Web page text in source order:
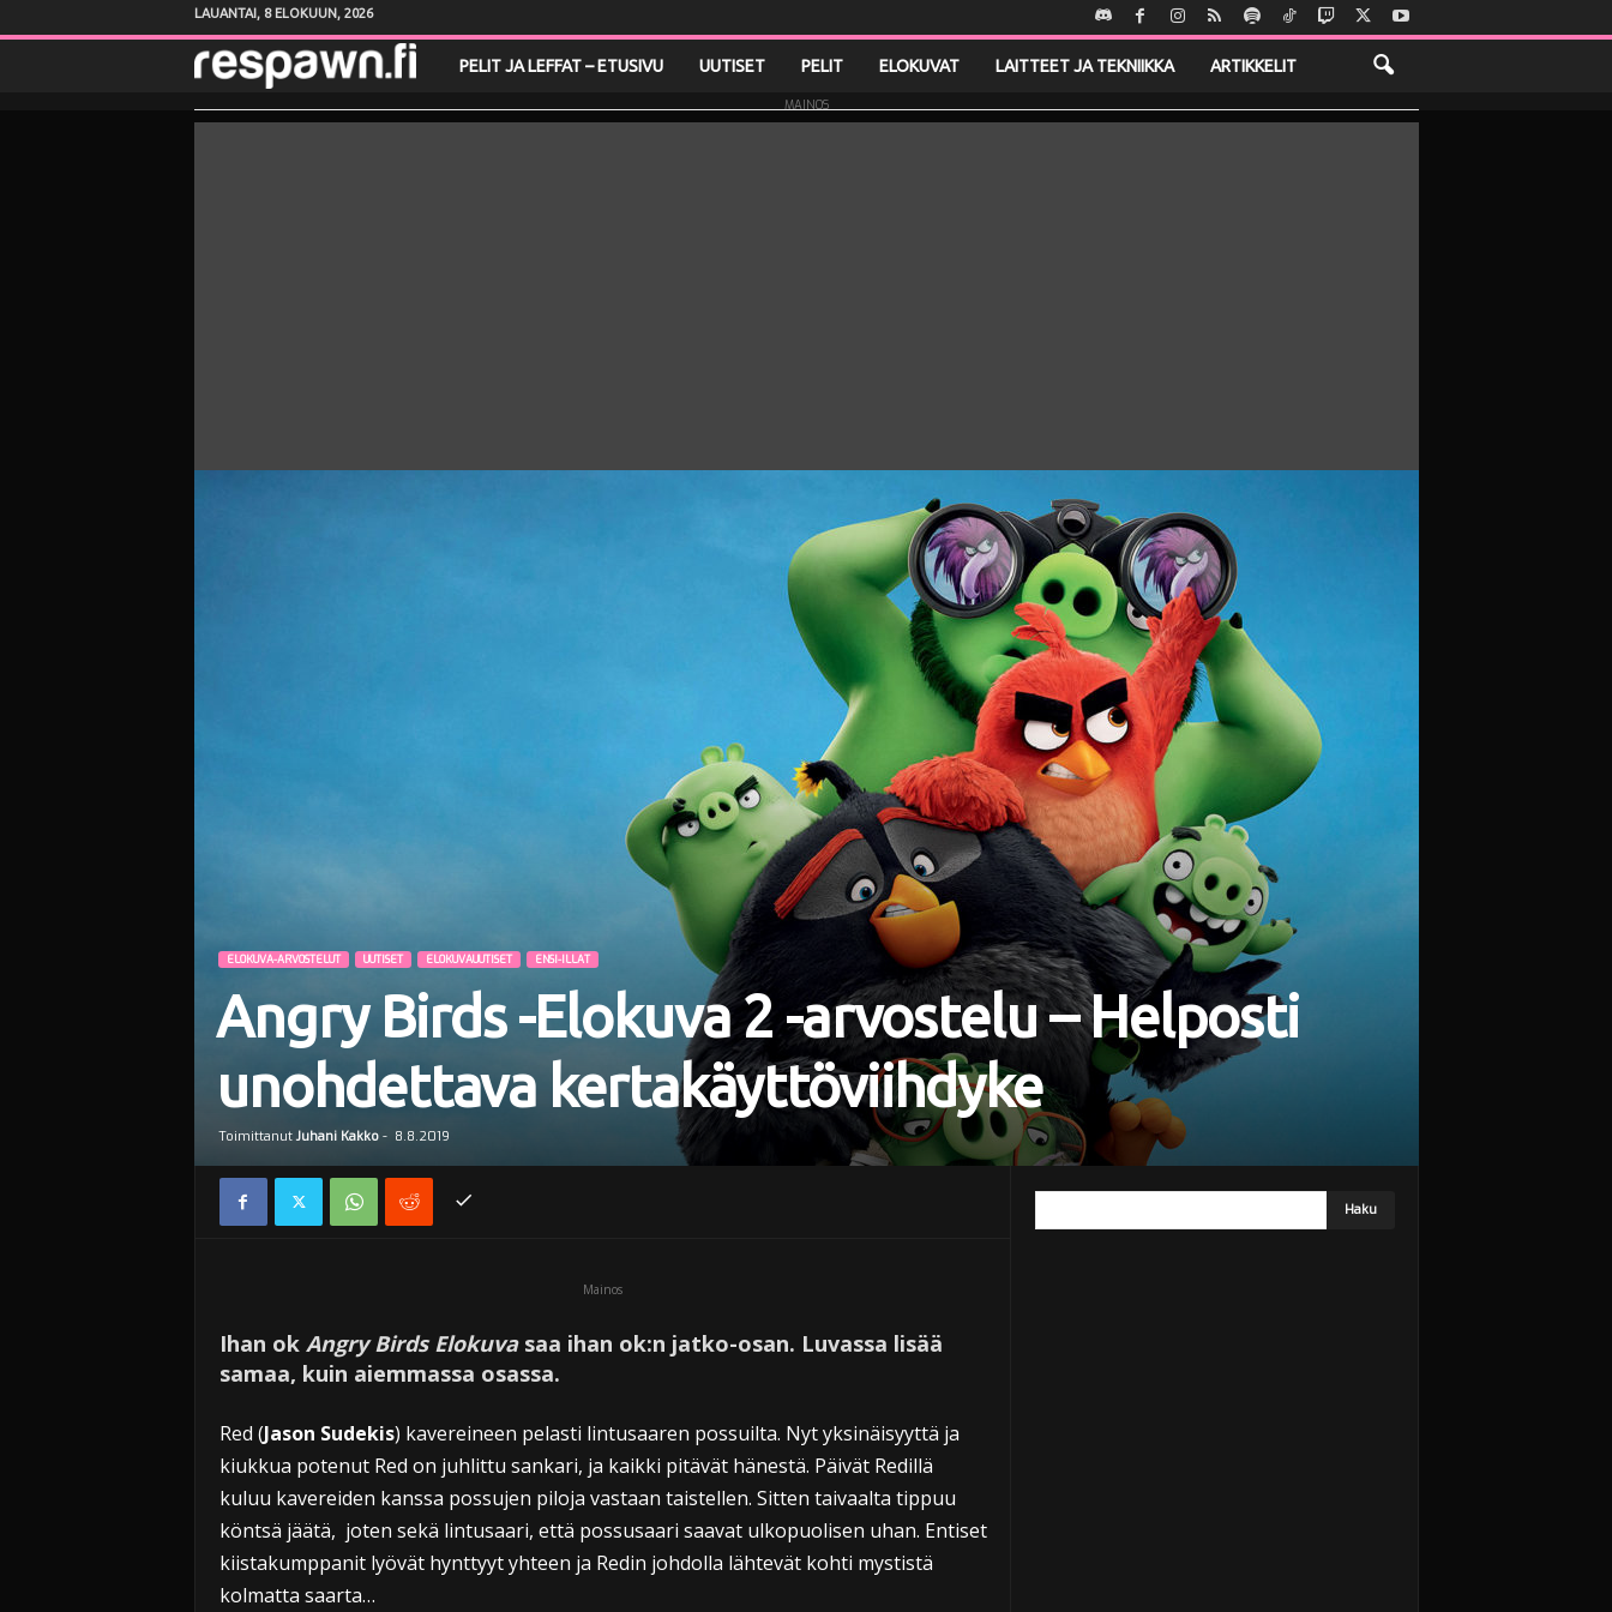
LAUANTAI, 8 ELOKUUN, 2026
e
PELIT JA LEFFAT – ETUSIVU UUTISET PELIT ELOKUVAT LAITTEET JA TEKNIIKKA ARTIKKELIT
MAINOS
ELOKUVA-ARVOSTELUT UUTISET ELOKUVAUUTISET ENSI-ILLAT
Angry Birds -Elokuva 2 -arvostelu – Helposti
unohdettava kertakäyttöviihdyke
Toimittanut Juhani Kakko- 8.8.2019
Mainos
Ihan ok Angry Birds Elokuvasaa ihan ok:n jatko-osan. Luvassa lisää
samaa, kuin aiemmassa osassa.
Red (Jason Sudekis) kavereineen pelasti lintusaaren possuilta. Nyt yksinäisyyttä ja
kiukkua potenut Red on juhlittu sankari, ja kaikki pitävät hänestä. Päivät Redillä
kuluu kavereiden kanssa possujen piloja vastaan taistellen. Sitten taivaalta tippuu
köntsä jäätä, joten sekä lintusaari, että possusaari saavat ulkopuolisen uhan. Entiset
kiistakumppanit lyövät hynttyyt yhteen ja Redin johdolla lähtevät kohti mystistä
kolmatta saarta…